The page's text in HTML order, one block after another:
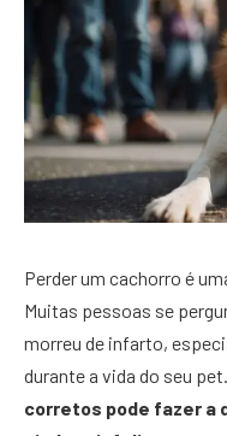
Perder um cachorro é
Muitas pessoas se
morreu de infarto,
durante a vida do seu pet.
corretos pode fazer a